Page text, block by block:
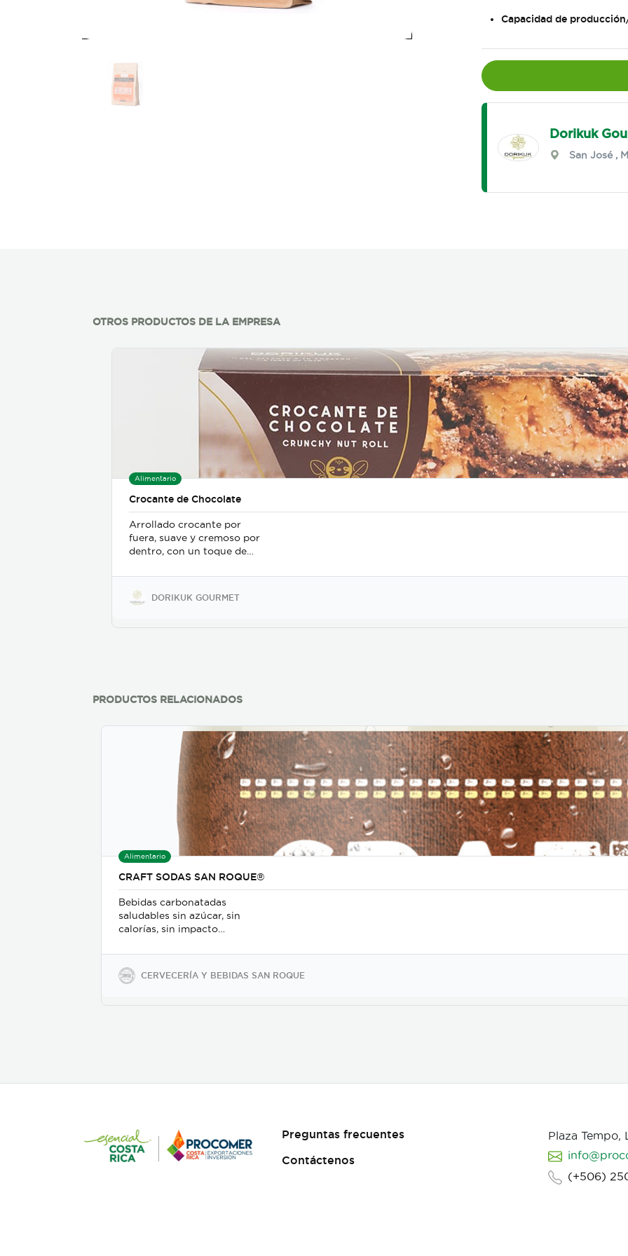
Capacidad de
Dorikuk
San José,
OTROS PRODUCTOS DE LA EMPRESA
Alimentario
Crocante de Chocolate
Arrollado crocante por
fuera, suave y cremoso por
dentro, con un toque de
condensada y nueces.
DORIKUK GOURMET
PRODUCTOS RELACIONADOS
Alimentario
CRAFT SODAS SAN ROQUE®
Bebidas carbonatadas
saludables sin azúcar, sin
calorías, sin impacto
sodio y soya, keto-friendly y
veganas en presentaciones
de 350ml en vidrio, 500ml y
CERVECERÍA Y BEBIDAS SAN ROQUE
Preguntas frecuentes
Contáctenos
Plaza Tempo,
(+506)